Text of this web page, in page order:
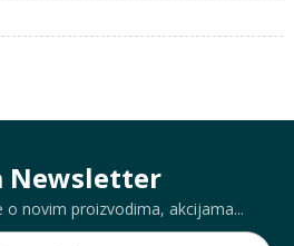
Newsletter
novim proizvodima, akcijama...